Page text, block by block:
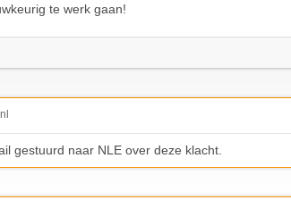
te werk gaan!
gestuurd naar NLE over deze klacht.